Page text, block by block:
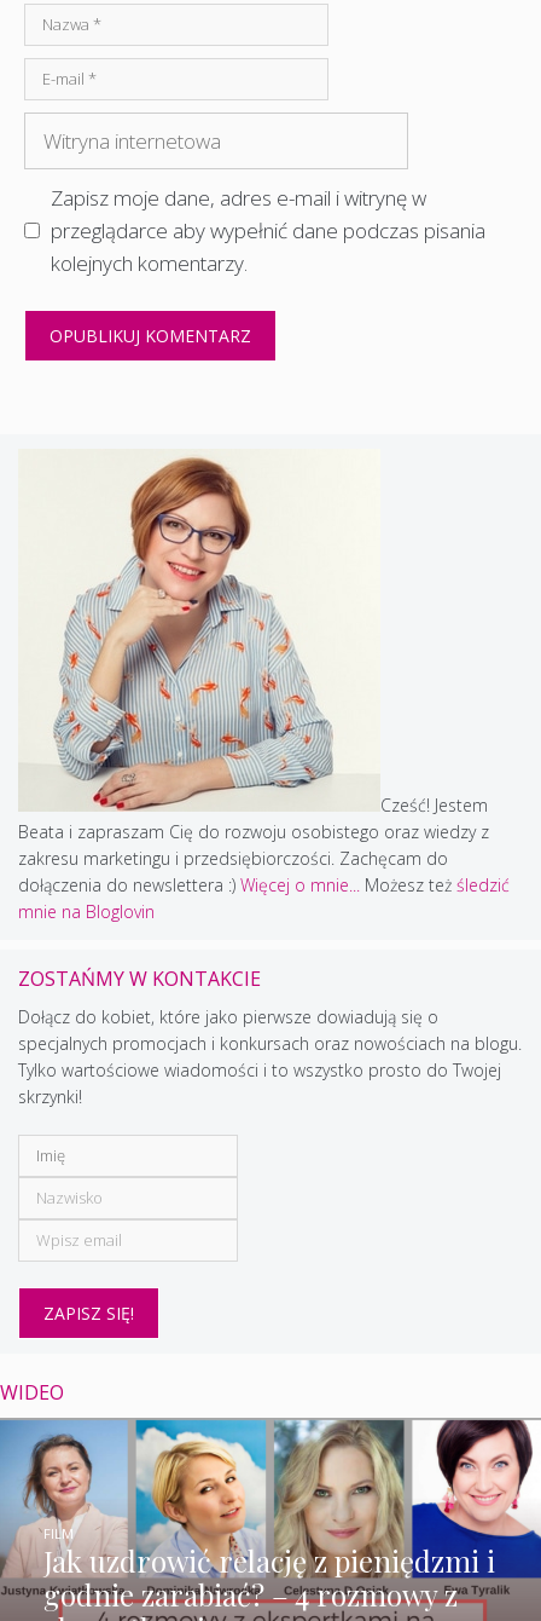
Nazwa
mail
internetowa
Zapisz moje dane, adres e-mail i witrynę w
przeglądarce aby wypełnić dane podczas pisania
kolejnych komentarzy.
Cześć! Jestem
Beata i zapraszam Cię do rozwoju osobistego oraz wiedzy z
zakresu marketingu i przedsiębiorczości. Zachęcam do
dołączenia do newslettera :) Więcej o mnie... Możesz też śledzić
mnie na Bloglovin
ZOSTAŃMY W KONTAKCIE
Dołącz do kobiet, które jako pierwsze dowiadują się o
specjalnych promocjach i konkursach oraz nowościach na blogu.
Tylko wartościowe wiadomości i to wszystko prosto do Twojej
skrzynki!
WIDEO
Jak uzdrowić relację z pieniędzmi i
godnie zarabiać? – 4 rozmowy z
FILM